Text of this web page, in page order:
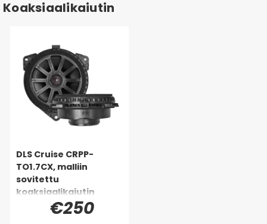
Koaksiaalikaiutin
DLS Cruise CRPP-
TO1.7CX, malliin
sovitettu
koaksiaalikaiutin
Toyota, Lexus &
monille muille
€250